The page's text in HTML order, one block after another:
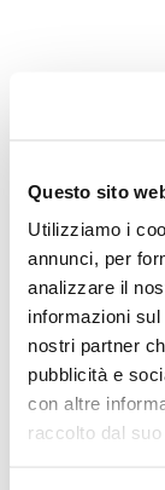
Questo sito
Utilizziamo i
annunci, per
analizzare il
informazioni
nostri partner
pubblicità e
con altre
raccolto dal